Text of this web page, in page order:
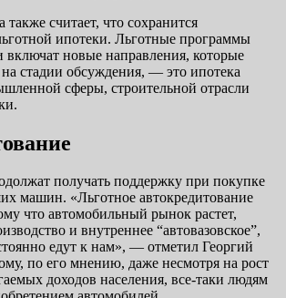
считает, что сохранится
ипотеки. Льготные программы
включат новые направления, которые
на стадии обсуждения, — это ипотека
сферы, строительной отрасли
получать поддержку при покупке
машин. «Льготное автокредитование
что автомобильный рынок растет,
и внутреннее “автовазовское”,
едут к нам», — отметил Георгий
по его мнению, даже несмотря на рост
доходов населения, все-таки людям